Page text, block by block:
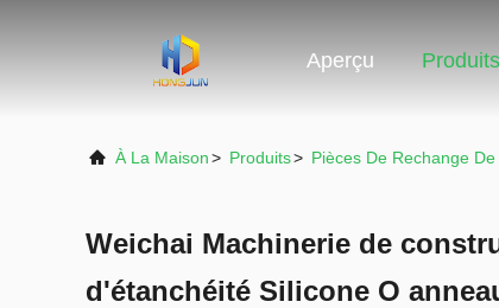
Aperçu Produits
À La Maison> Produits> Pièces De Rechange
Weichai Machinerie de
d'étanchéité Silicone O